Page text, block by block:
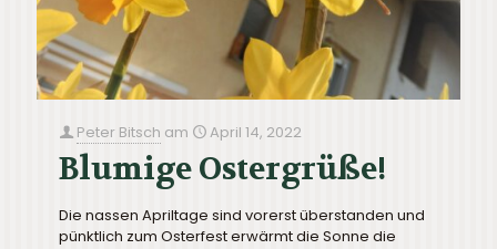
Peter Bitsch am April 14, 2022
Blumige Ostergrüße!
Die nassen Apriltage sind vorerst überstanden und
pünktlich zum Osterfest erwärmt die Sonne die